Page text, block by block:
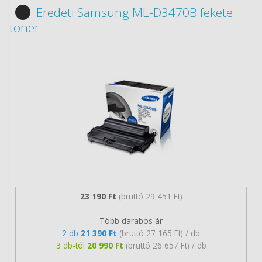
Eredeti Samsung ML-D3470B fekete
toner
23 190 Ft (bruttó 29 451 Ft)
Több darabos ár
2 db 21 390 Ft (bruttó 27 165 Ft) / db
3 db-tól 20 990 Ft (bruttó 26 657 Ft) / db